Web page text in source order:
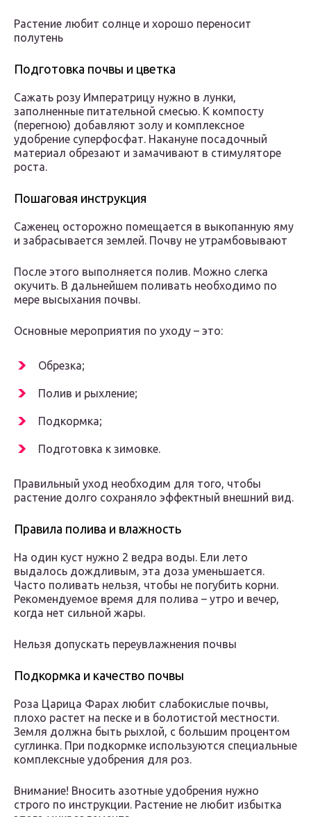
Растение любит солнце и хорошо переносит
полутень
Подготовка почвы и цветка
Сажать розу Императрицу нужно в лунки,
заполненные питательной смесью. К компосту
(перегною) добавляют золу и комплексное
удобрение суперфосфат. Накануне посадочный
материал обрезают и замачивают в стимуляторе
роста.
Пошаговая инструкция
Саженец осторожно помещается в выкопанную яму
и забрасывается землей. Почву не утрамбовывают
После этого выполняется полив. Можно слегка
окучить. В дальнейшем поливать необходимо по
мере высыхания почвы.
Основные мероприятия по уходу – это:
Обрезка;
Полив и рыхление;
Подкормка;
Подготовка к зимовке.
Правильный уход необходим для того, чтобы
растение долго сохраняло эффектный внешний вид.
Правила полива и влажность
На один куст нужно 2 ведра воды. Ели лето
выдалось дождливым, эта доза уменьшается.
Часто поливать нельзя, чтобы не погубить корни.
Рекомендуемое время для полива – утро и вечер,
когда нет сильной жары.
Нельзя допускать переувлажнения почвы
Подкормка и качество почвы
Роза Царица Фарах любит слабокислые почвы,
плохо растет на песке и в болотистой местности.
Земля должна быть рыхлой, с большим процентом
суглинка. При подкормке используются специальные
комплексные удобрения для роз.
Внимание! Вносить азотные удобрения нужно
строго по инструкции. Растение не любит избытка